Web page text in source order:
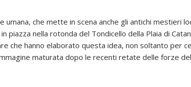
umana, che mette in scena anche gli antichi mestieri
piazza nella rotonda del Tondicello della Plaia di
che hanno elaborato questa idea, non soltanto per
maturata dopo le recenti retate delle forze